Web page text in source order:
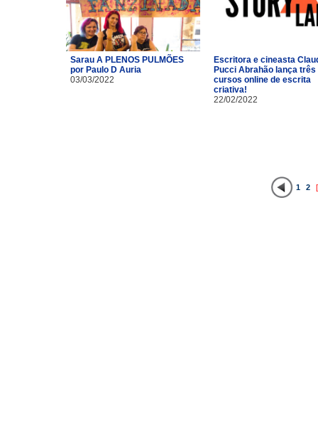
Sarau A PLENOS PULMÕES
por Paulo D Auria
03/03/2022
Escritora e cineasta
Pucci Abrahão lança três
cursos online de escrita
criativa!
22/02/2022
1 2